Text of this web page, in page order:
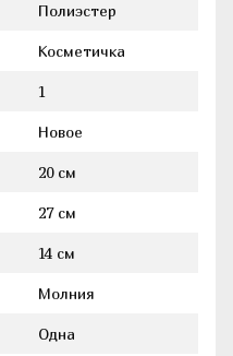
Полиэстер
Косметичка
1
Новое
20 см
27 см
14 см
Молния
Одна